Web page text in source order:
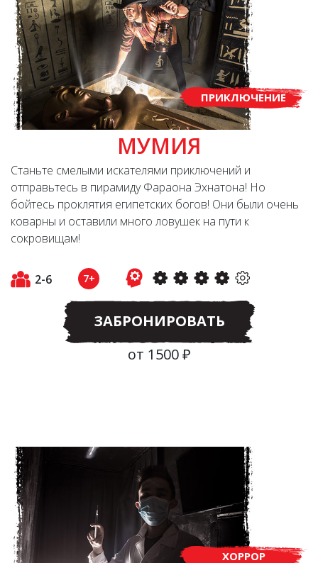
ПРИКЛЮЧЕНИЕ
МУМИЯ
Станьте смелыми искателями приключений и
отправьтесь в пирамиду Фараона Эхнатона! Но
бойтесь проклятия египетских богов! Они были очень
коварны и оставили много ловушек на пути к
сокровищам!
2-6 7+
ЗАБРОНИРОВАТЬ
от 1500 ₽
ХОРРОР